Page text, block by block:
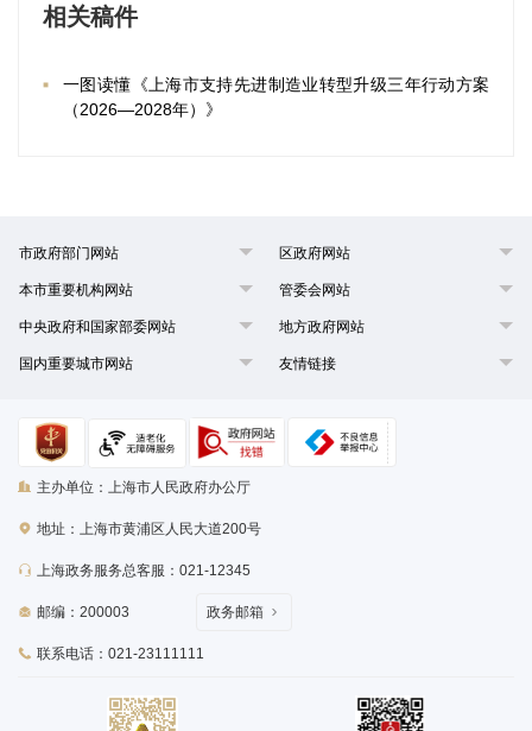
相关稿件
一图读懂《上海市支持先进制造业转型升级三年行动方案
（2026—2028年）》
市政府部门网站 区政府网站
本市重要机构网站 管委会网站
中央政府和国家部委网站 地方政府网站
国内重要城市网站 友情链接
主办单位：上海市人民政府办公厅
地址：上海市黄浦区人民大道200号
上海政务服务总客服：021-12345
邮编：200003
联系电话：021-23111111
政务邮箱